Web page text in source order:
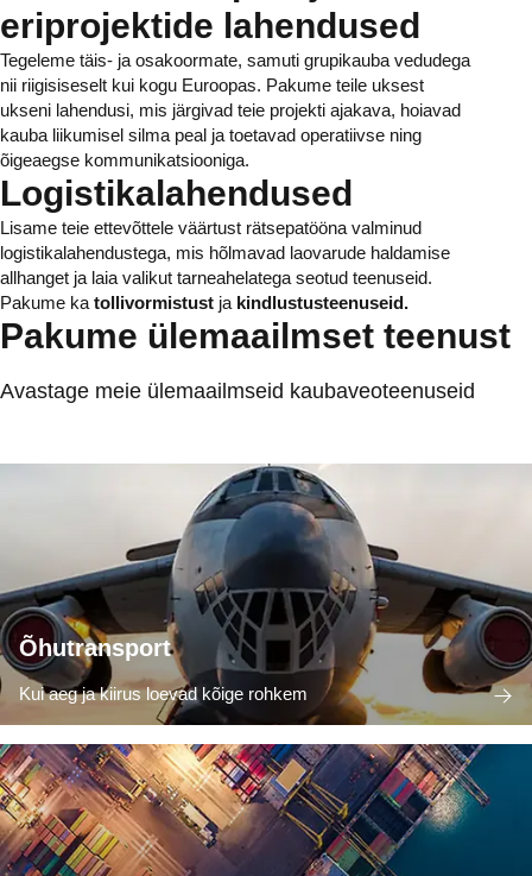
eriprojektide lahendused
Tegeleme täis- ja osakoormate, samuti grupikauba vedudega
nii riigisiseselt kui kogu Euroopas. Pakume teile uksest
ukseni lahendusi, mis järgivad teie projekti ajakava, hoiavad
kauba liikumisel silma peal ja toetavad operatiivse ning
õigeaegse kommunikatsiooniga.
Logistikalahendused
Lisame teie ettevõttele väärtust rätsepatööna valminud
logistikalahendustega, mis hõlmavad laovarude haldamise
allhanget ja laia valikut tarneahelatega seotud teenuseid.
Pakume ka tollivormistust ja kindlustusteenuseid.
Pakume ülemaailmset teenust
Avastage meie ülemaailmseid kaubaveoteenuseid
Õhutransport
Kui aeg ja kiirus loevad kõige rohkem